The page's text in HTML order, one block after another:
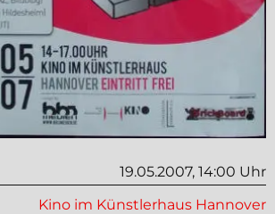
19.05.2007, 14:00 Uhr
Kino im Künstlerhaus Hannover